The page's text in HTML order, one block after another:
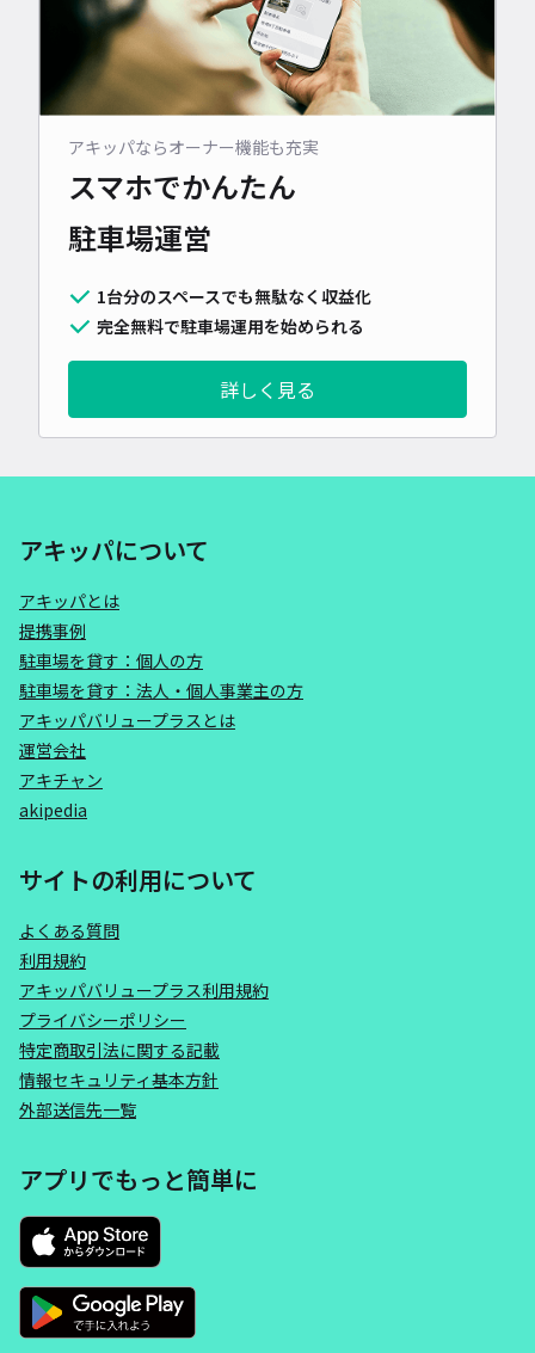
アキッパならオーナー機能も充実
スマホでかんたん
駐車場運営
1台分のスペースでも無駄なく収益化
完全無料で駐車場運用を始められる
詳しく見る
アキッパについて
アキッパとは
提携事例
駐車場を貸す：個人の方
駐車場を貸す：法人・個人事業主の方
アキッパバリュープラスとは
運営会社
アキチャン
akipedia
サイトの利用について
よくある質問
利用規約
アキッパバリュープラス利用規約
プライバシーポリシー
特定商取引法に関する記載
情報セキュリティ基本方針
外部送信先一覧
アプリでもっと簡単に